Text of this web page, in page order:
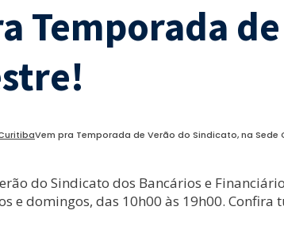
Temporada
Vem pra Temporada de Verão do Sindicato, na Sede
do Sindicato dos Bancários e
e domingos, das 10h00 às 19h00. Confira